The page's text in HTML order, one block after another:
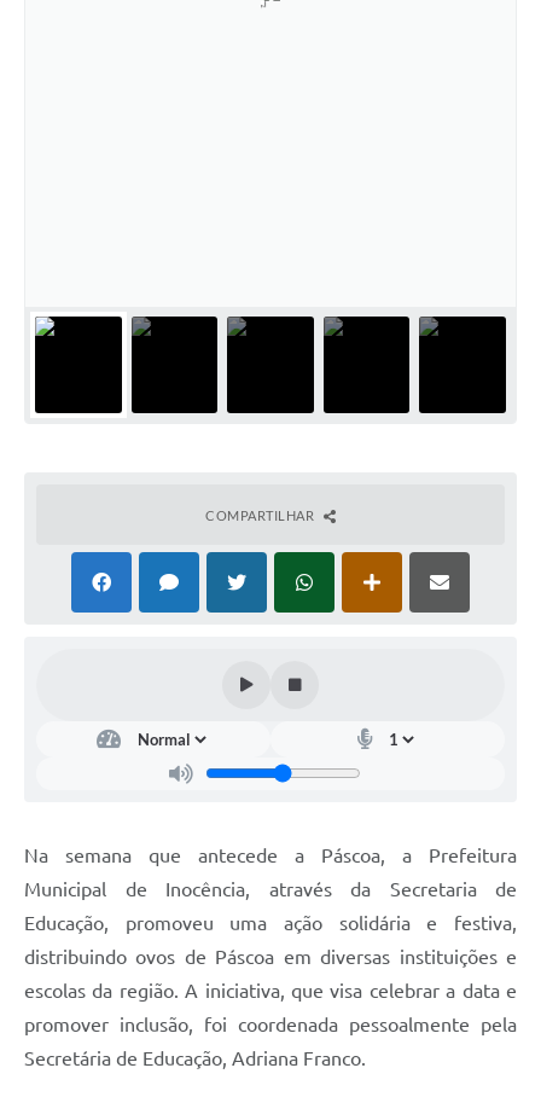
Perguntas e respostas frequentes
COMPARTILHAR
Na semana que antecede a Páscoa, a Prefeitura
Municipal de Inocência, através da Secretaria de
Educação, promoveu uma ação solidária e festiva,
distribuindo ovos de Páscoa em diversas instituições e
escolas da região. A iniciativa, que visa celebrar a data e
promover inclusão, foi coordenada pessoalmente pela
Secretária de Educação, Adriana Franco.